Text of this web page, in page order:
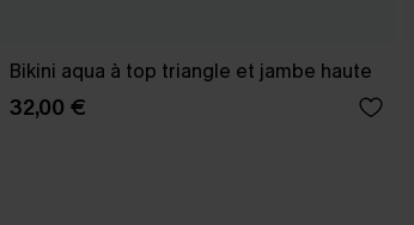
Bikini aqua à top triangle et jambe haute
32,00 €